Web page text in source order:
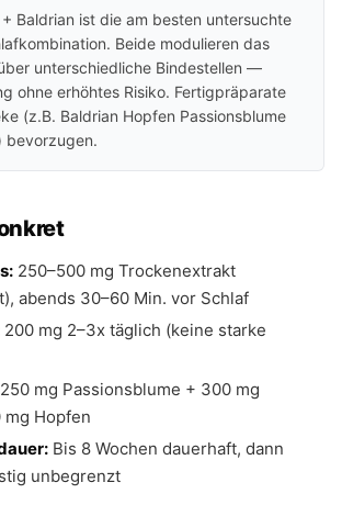
+ Baldrian ist die am besten untersuchte
Beide modulieren das
unterschiedliche Bindestellen —
ohne erhöhtes Risiko. Fertigpräparate
(z.B. Baldrian Hopfen Passionsblume
bevorzugen.
250–500 mg Trockenextrakt
abends 30–60 Min. vor Schlaf
200 mg 2–3x täglich (keine starke
250 mg Passionsblume + 300 mg
mg Hopfen
Bis 8 Wochen dauerhaft, dann
unbegrenzt